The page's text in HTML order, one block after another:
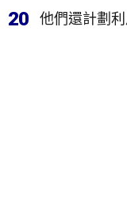
20 他們還計劃